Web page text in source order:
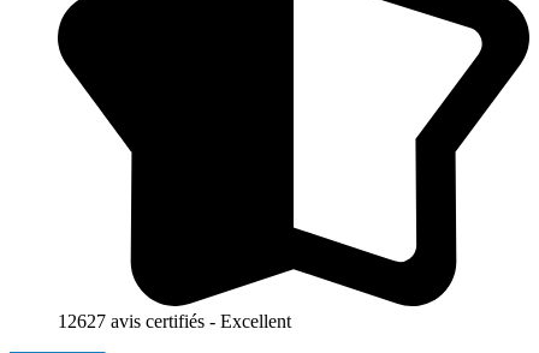
12627 avis certifiés - Excellent